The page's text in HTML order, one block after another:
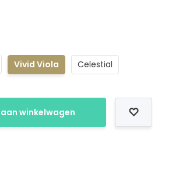
Vivid Viola Celestial
winkelwagen